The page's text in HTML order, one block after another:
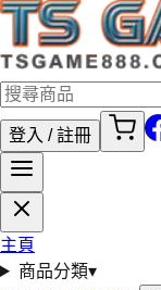
登入 / 註冊
主頁
商品分類▾